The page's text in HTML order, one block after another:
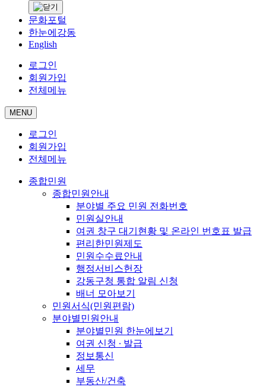
문화포털
한눈에강동
English
로그인
회원가입
전체메뉴
MENU
로그인
회원가입
전체메뉴
종합민원
종합민원안내
분야별 주요 민원 전화번호
민원실안내
여권 창구 대기현황 및 온라인 번호표 발급
편리한민원제도
민원수수료안내
행정서비스헌장
강동구청 통합 알림 신청
배너 모아보기
민원서식(민원편람)
분야별민원안내
분야별민원 한눈에보기
여권 신청 ∙ 발급
정보통신
세무
부동산/건축